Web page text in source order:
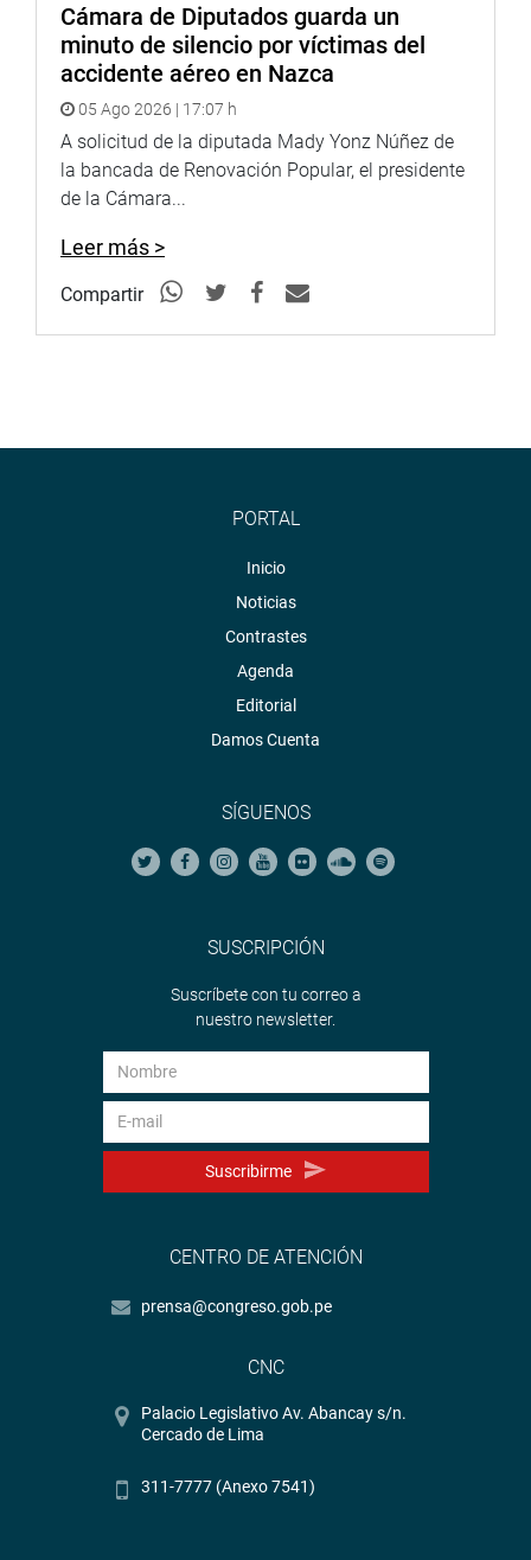
Cámara de Diputados guarda un
minuto de silencio por víctimas del
accidente aéreo en Nazca
05 Ago 2026 | 17:07 h
A solicitud de la diputada Mady Yonz Núñez de
la bancada de Renovación Popular, el presidente
de la Cámara...
Leer más >
Compartir
PORTAL
Inicio
Noticias
Contrastes
Agenda
Editorial
Damos Cuenta
SÍGUENOS
SUSCRIPCIÓN
Suscríbete con tu correo a
nuestro newsletter.
Suscribirme
CENTRO DE ATENCIÓN
prensa@congreso.gob.pe
CNC
Palacio Legislativo Av. Abancay s/n.
Cercado de Lima
311-7777 (Anexo 7541)